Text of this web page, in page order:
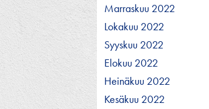
Marraskuu 2022
Lokakuu 2022
Syyskuu 2022
Elokuu 2022
Heinäkuu 2022
Kesäkuu 2022